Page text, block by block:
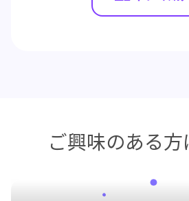
ご興味のある方